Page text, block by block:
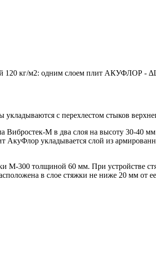
120 кг/м2: одним слоем плит АКУФЛОР -
с перехлестом стыков
Вибростек-М в два слоя на высоту 30-40
укладывается слой из
М-300 толщиной 60 мм. При устройстве
в слое стяжки не ниже 20 мм от